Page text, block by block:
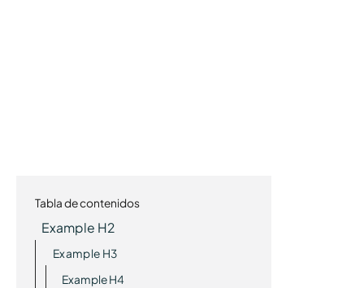
Tabla de contenidos
Example H2
Example H3
Example H4